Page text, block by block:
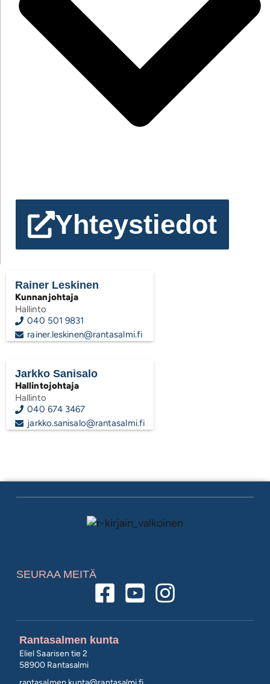
Yhteystiedot
Rainer Leskinen
Kunnanjohtaja
Hallinto
040 501 9831
rainer.leskinen@rantasalmi.fi
Jarkko Sanisalo
Hallintojohtaja
Hallinto
040 674 3467
jarkko.sanisalo@rantasalmi.fi
Rantasalmen kunta
Eliel Saarisen tie 2
58900 Rantasalmi
SEURAA MEITÄ